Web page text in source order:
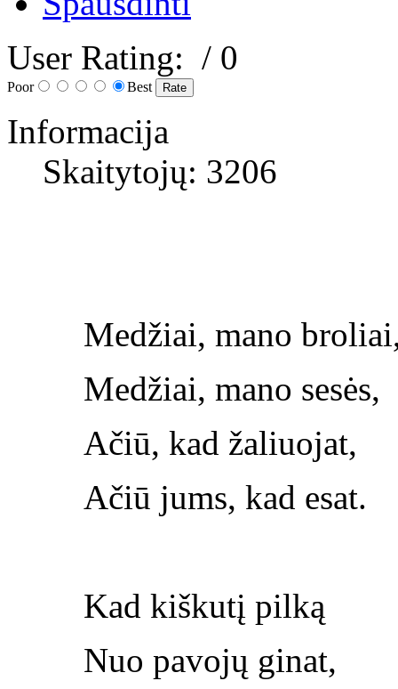
User Rating: / 0
Poor Best
Informacija
Skaitytojų: 3206
Medžiai, mano
Medžiai, mano sesės,
Ačiū, kad žaliuojat,
Ačiū jums, kad esat.
Kad kiškutį pilką
Nuo pavojų ginat,